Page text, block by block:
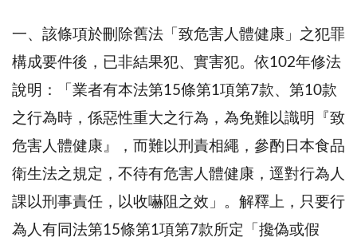
一、該條項於刪除舊法「致危害人體健康」之犯罪
構成要件後，已非結果犯、實害犯。依102年修法
說明：「業者有本法第15條第1項第7款、第10款
之行為時，係惡性重大之行為，為免難以識明『致
危害人體健康』，而難以刑責相繩，參酌日本食品
衛生法之規定，不待有危害人體健康，逕對行為人
課以刑事責任，以收嚇阻之效」。解釋上，只要行
為人有同法第15條第1項第7款所定「攙偽或假